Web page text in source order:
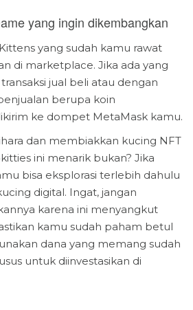
yang ingin dikembangkan
yang sudah kamu rawat
di marketplace. Jika ada yang
jual beli atau dengan
berupa koin
ke dompet MetaMask kamu.
dan membiakkan kucing NFT
ini menarik bukan? Jika
bisa eksplorasi terlebih dahulu
digital. Ingat, jangan
karena ini menyangkut
kamu sudah paham betul
dana yang memang sudah
untuk diinvestasikan di